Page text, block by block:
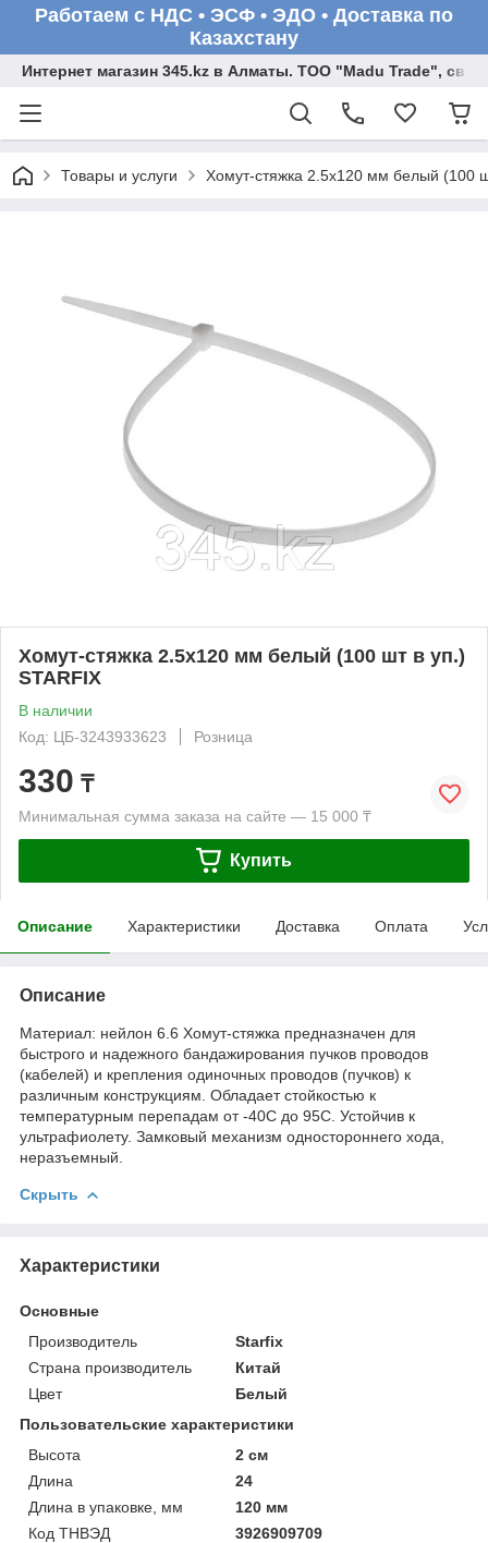
Работаем с НДС • ЭСФ • ЭДО • Доставка по
Казахстану
Интернет магазин 345.kz в Алматы. ТОО "Madu Trade",
Товары и услуги Хомут-стяжка 2.5х120 мм белый (100
Хомут-стяжка 2.5х120 мм белый (100 шт в уп.)
STARFIX
В наличии
Код: ЦБ-3243933623
Розница
330 ₸
Минимальная сумма заказа на сайте — 15 000 ₸
Купить
Описание Характеристики Доставка Оплата
Описание
Материал: нейлон 6.6 Хомут-стяжка предназначен для
быстрого и надежного бандажирования пучков проводов
(кабелей) и крепления одиночных проводов (пучков) к
различным конструкциям. Обладает стойкостью к
температурным перепадам от -40С до 95С. Устойчив к
ультрафиолету. Замковый механизм одностороннего хода,
неразъемный.
Скрыть
Характеристики
Основные
Производитель
Starfix
Страна производитель
Китай
Цвет
Белый
Пользовательские характеристики
Высота
2 см
Длина
24
Длина в упаковке, мм
120 мм
Код ТНВЭД
3926909709